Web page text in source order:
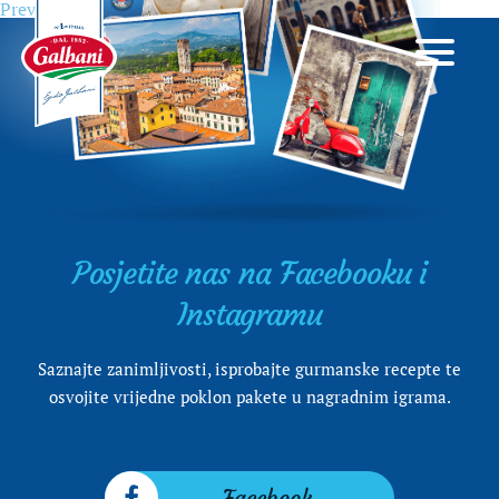
Navigacija
objava
Previous Previous
post:
Gorgonzola Cremoso 150g
Posjetite nas na Facebooku i
Instagramu
Saznajte zanimljivosti, isprobajte gurmanske recepte te
osvojite vrijedne poklon pakete u nagradnim igrama.